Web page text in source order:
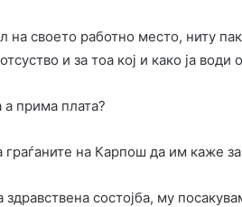
на своето работно место, ниту
и за тоа кој и како ја
прима плата?
на Карпош да им каже
состојба, му